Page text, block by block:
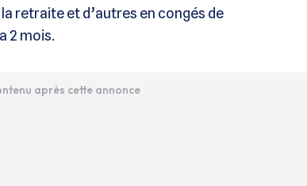
retraite et d’autres en congés de
2 mois.
après cette annonce